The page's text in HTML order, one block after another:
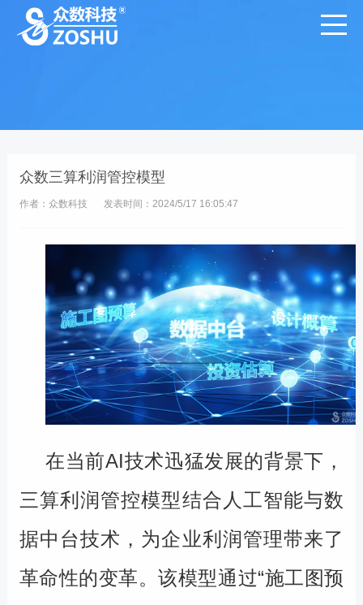
众数三算利润管控模型
作者：众数科技 发表时间：2024/5/17 16:05:47
在当前AI技术迅猛发展的背景下，
三算利润管控模型结合人工智能与数
据中台技术，为企业利润管理带来了
革命性的变革。该模型通过“施工图预